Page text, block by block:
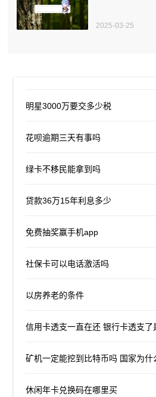
2025-03-25
明星3000万要交多少税
花呗逾期三天有事吗
绿卡不移民能拿到吗
贷款36万15年利息多少
免费抽奖赢手机app
社保卡可以电话激活吗
以房养老的条件
信用卡透支一直在还 银行卡透支了
矿机一定能挖到比特币吗 国家为
休闲年卡兑换码在哪里买